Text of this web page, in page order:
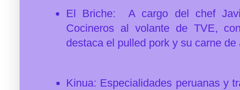
El Briche: A cargo del chef
Cocineros al volante de TVE,
destaca el pulled pork y su carne de
Kinua: Especialidades peruanas y